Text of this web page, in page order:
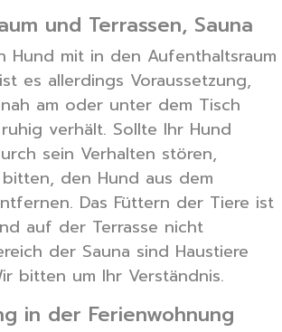
und Terrassen, Sauna
Hund mit in den Aufenthaltsraum
es allerdings Voraussetzung,
am oder unter dem Tisch
verhält. Sollte Ihr Hund
sein Verhalten stören,
den Hund aus dem
Das Füttern der Tiere ist
auf der Terrasse nicht
der Sauna sind Haustiere
bitten um Ihr Verständnis.
in der Ferienwohnung